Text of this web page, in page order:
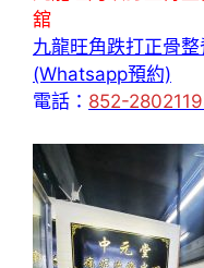
舘
九龍旺角跌打正骨
(Whatsapp預約)
電話： 852-